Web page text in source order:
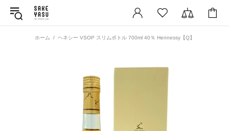
ホーム ヘネシー VSOP スリムボトル 700ml 40％ Hennessy【Q】